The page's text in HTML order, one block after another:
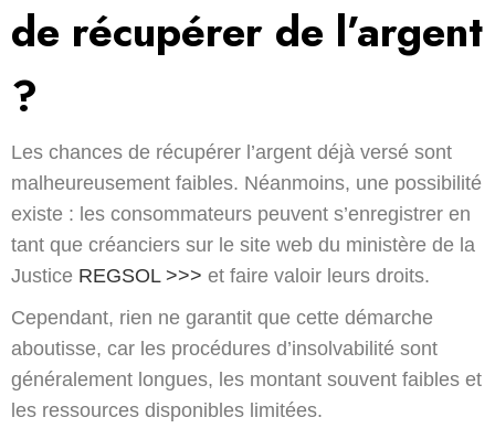
de récupérer de l’argent
?
Les chances de récupérer l’argent déjà versé sont
malheureusement faibles. Néanmoins, une possibilité
existe : les consommateurs peuvent s’enregistrer en
tant que créanciers sur le site web du ministère de la
Justice REGSOL >>> et faire valoir leurs droits.
Cependant, rien ne garantit que cette démarche
aboutisse, car les procédures d’insolvabilité sont
généralement longues, les montant souvent faibles et
les ressources disponibles limitées.